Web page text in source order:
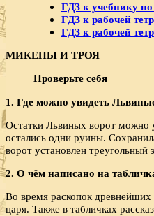
ГДЗ к учебнику
ГДЗ к рабочей
ГДЗ к рабочей
МИКЕНЫ И ТРОЯ
Проверьте себя
1. Где можно увидеть
Остатки Львиных ворот можно
остались одни руины.
ворот установлен треугольный
2. О чём написано на
Во время раскопок
царя. Также в табличках